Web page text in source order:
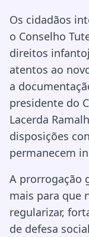
Os cidadãos
o Conselho
direitos
atentos ao
a
presidente do
Lacerda
disposições
permanecem
A prorrogação
mais para que
regularizar,
de defesa